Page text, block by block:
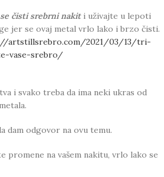
čisti srebrni nakiti uživajte u lepoti
jer se ovaj metal vrlo lako i brzo čisti.
artstillsrebro.com/2021/03/13/tri-
vase-srebro/
i svako treba da ima neki ukras od
dam odgovor na ovu temu.
promene na vašem nakitu, vrlo lako se